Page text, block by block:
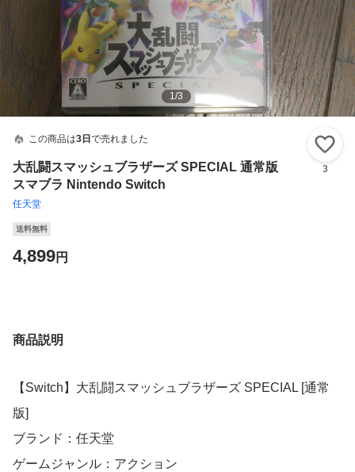
1/3
この商品は3日 で売れました
大乱闘スマッシュブラザーズ SPECIAL 通常版
スマブラ Nintendo Switch
任天堂
3
送料無料
4,899円
商品説明
【Switch】大乱闘スマッシュブラザーズ SPECIAL [通常
版]
ブランド：任天堂
ゲームジャンル：アクション